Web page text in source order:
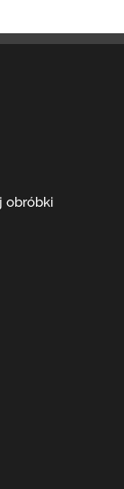
obróbki